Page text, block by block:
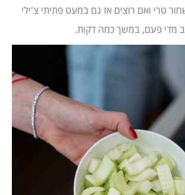
טרי ואם רוצים אז גם במעט פתיתי צ'ילי
מדי פעם, במשך כמה דקות.